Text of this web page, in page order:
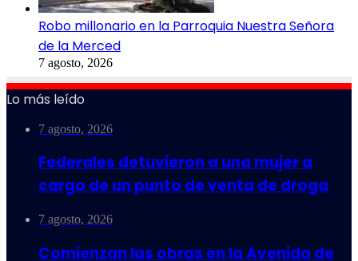
Robo millonario en la Parroquia Nuestra Señora
de la Merced
7 agosto, 2026
Lo más leído
7 agosto, 2026
Federales detuvieron a una mujer a
cargo de un punto de venta de droga
7 agosto, 2026
Comienzan las obras en la Avenida de